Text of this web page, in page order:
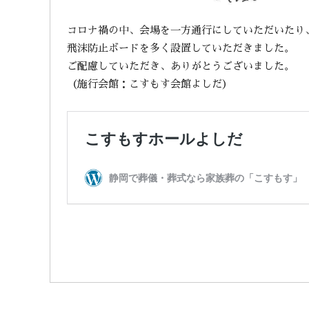
コロナ禍の中、会場を一方通行にしていただいたり
飛沫防止ボードを多く設置していただきました。
ご配慮していただき、ありがとうございました。
（施行会館：こすもす会館よしだ）